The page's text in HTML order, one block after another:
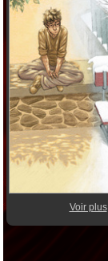
Voir plus